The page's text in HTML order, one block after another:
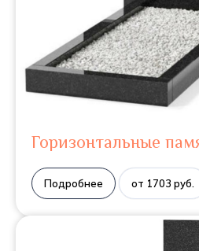
Горизонтальные
Подробнее от 1703 руб.